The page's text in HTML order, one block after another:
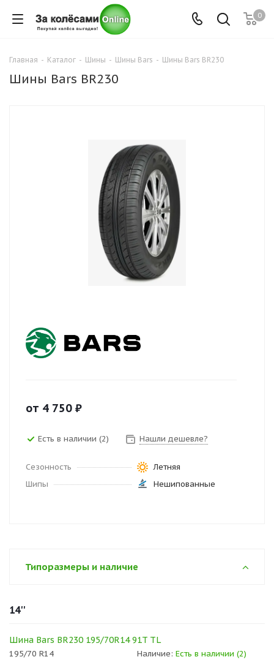
0
Главная - Каталог - Шины - Шины Bars - Шины Bars BR230
Шины Bars BR230
от 4 750 ₽
Есть в наличии (2) Нашли дешевле?
Сезонность
Летняя
Шипы
Нешипованные
Типоразмеры и наличие
14''
Шина Bars BR230 195/70R14 91T TL
195/70 R14 Наличие: Есть в наличии (2)